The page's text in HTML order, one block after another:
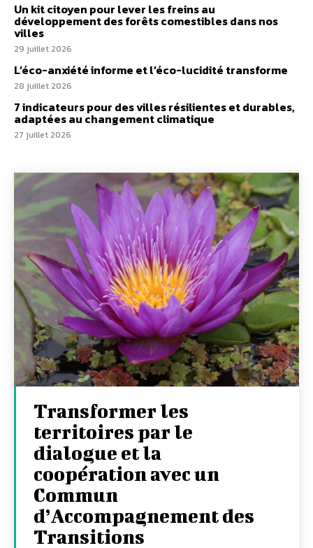
Un kit citoyen pour lever les freins au
développement des forêts comestibles dans nos
villes
29 juillet 2026
L’éco-anxiété informe et l’éco-lucidité transforme
28 juillet 2026
7 indicateurs pour des villes résilientes et durables,
adaptées au changement climatique
27 juillet 2026
Transformer les
territoires par le
dialogue et la
coopération avec un
Commun
d’Accompagnement des
Transitions